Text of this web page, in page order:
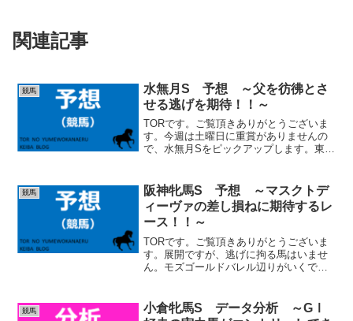
関連記事
競馬
水無月S 予想 ～父を彷彿とさ
せる逃げを期待！！～
TORです。ご覧頂きありがとうございま
す。今週は土曜日に重賞がありませんの
で、水無月Sをピックアップします。東京
す。水無月Sはガチガチ決着の可能性もあ
りますが、こちら...
競馬
阪神牝馬S 予想 ～マスクトデ
ィーヴァの差し損ねに期待するレ
ース！！～
TORです。ご覧頂きありがとうございま
す。展開ですが、逃げに拘る馬はいませ
ん。モズゴールドバレル辺りがいくでし
ライラックは差しにまわるでしょう。有
力馬のほとんどは差し馬...
競馬
小倉牝馬S データ分析 ～GⅠ